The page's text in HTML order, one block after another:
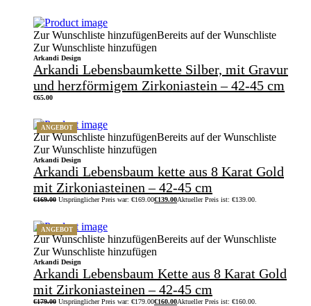
Zur Wunschliste hinzufügenBereits auf der Wunschliste
Zur Wunschliste hinzufügen
Arkandi Design
Arkandi Lebensbaumkette Silber, mit Gravur
und herzförmigem Zirkoniastein – 42-45 cm
€65.00
ANGEBOT
Zur Wunschliste hinzufügenBereits auf der Wunschliste
Zur Wunschliste hinzufügen
Arkandi Design
Arkandi Lebensbaum kette aus 8 Karat Gold
mit Zirkoniasteinen – 42-45 cm
€169.00 Ursprünglicher Preis war: €169.00€139.00Aktueller Preis ist: €139.00.
ANGEBOT
Zur Wunschliste hinzufügenBereits auf der Wunschliste
Zur Wunschliste hinzufügen
Arkandi Design
Arkandi Lebensbaum Kette aus 8 Karat Gold
mit Zirkoniasteinen – 42-45 cm
€179.00 Ursprünglicher Preis war: €179.00€160.00Aktueller Preis ist: €160.00.